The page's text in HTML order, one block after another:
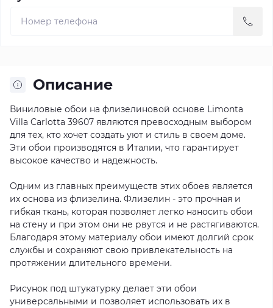
Описание
Виниловые обои на флизелиновой основе Limonta
Villa Carlotta 39607 являются превосходным выбором
для тех, кто хочет создать уют и стиль в своем доме.
Эти обои производятся в Италии, что гарантирует
высокое качество и надежность.
Одним из главных преимуществ этих обоев является
их основа из флизелина. Флизелин - это прочная и
гибкая ткань, которая позволяет легко наносить обои
на стену и при этом они не рвутся и не растягиваются.
Благодаря этому материалу обои имеют долгий срок
службы и сохраняют свою привлекательность на
протяжении длительного времени.
Рисунок под штукатурку делает эти обои
универсальными и позволяет использовать их в